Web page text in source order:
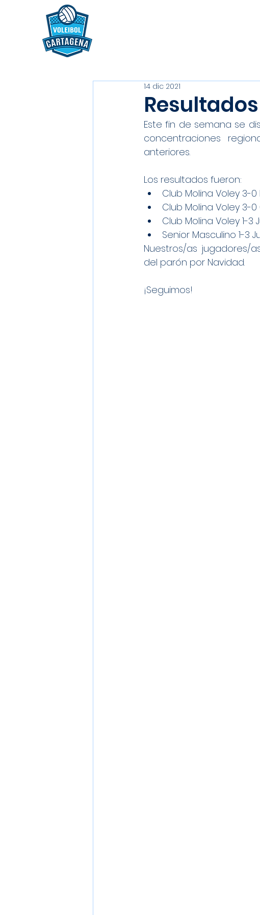
14 dic 2021
Este fin de semana se
concentraciones
anteriores.
Los resultados fueron:
Club Molina Voley 3-
Club Molina Voley 3-
Club Molina Voley 1-3
Senior Masculino 1-3
Nuestros/as jugadores/
del parón por Navidad.
¡Seguimos!